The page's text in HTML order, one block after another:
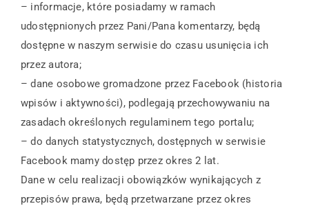
– informacje, które posiadamy w ramach
udostępnionych przez Pani/Pana komentarzy, będą
dostępne w naszym serwisie do czasu usunięcia ich
przez autora;
– dane osobowe gromadzone przez Facebook (historia
wpisów i aktywności), podlegają przechowywaniu na
zasadach określonych regulaminem tego portalu;
– do danych statystycznych, dostępnych w serwisie
Facebook mamy dostęp przez okres 2 lat.
Dane w celu realizacji obowiązków wynikających z
przepisów prawa, będą przetwarzane przez okres